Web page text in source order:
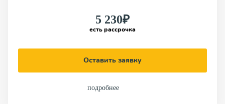
5 230₽
есть рассрочка
Оставить заявку
подробнее